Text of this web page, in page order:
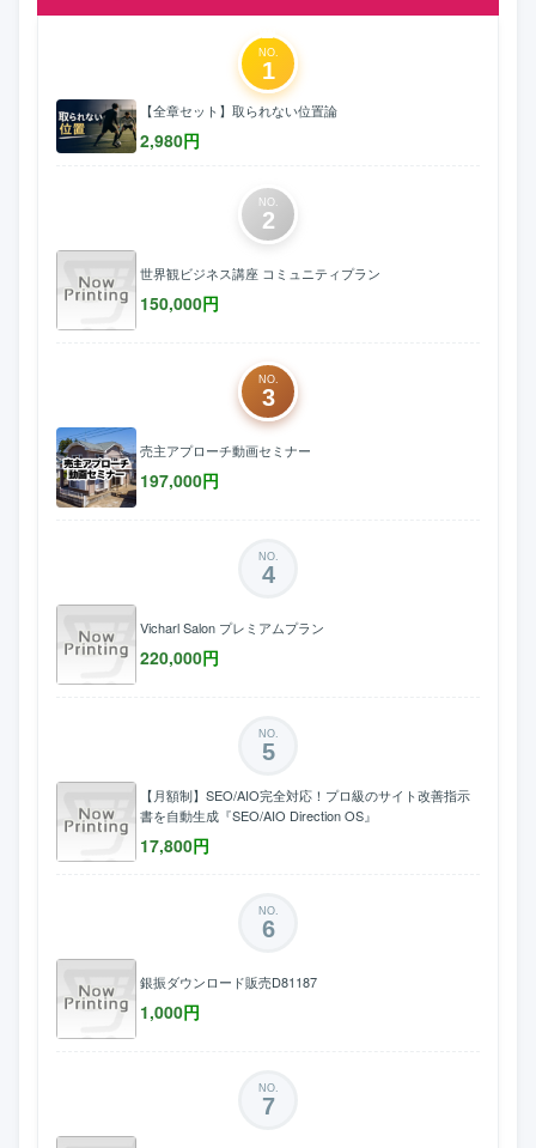
NO.
1
【全章セット】取られない位置論
2,980円
NO.
2
世界観ビジネス講座 コミュニティプラン
150,000円
NO.
3
売主アプローチ動画セミナー
197,000円
NO.
4
Vicharl Salon プレミアムプラン
220,000円
NO.
5
【月額制】SEO/AIO完全対応！プロ級のサイト改善指示
書を自動生成『SEO/AIO Direction OS』
17,800円
NO.
6
銀振ダウンロード販売D81187
1,000円
NO.
7